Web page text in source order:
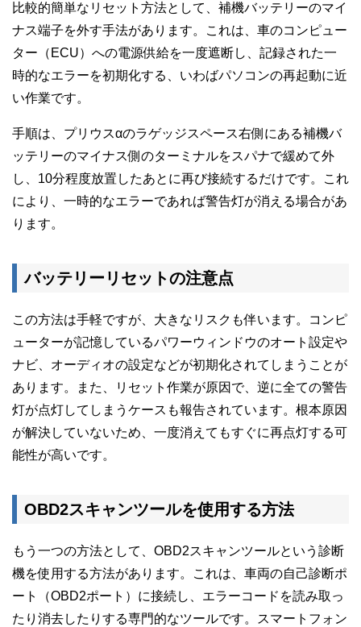
比較的簡単なリセット方法として、補機バッテリーのマイ
ナス端子を外す手法があります。これは、車のコンピュー
ター（ECU）への電源供給を一度遮断し、記録された一
時的なエラーを初期化する、いわばパソコンの再起動に近
い作業です。
手順は、プリウスαのラゲッジスペース右側にある補機バ
ッテリーのマイナス側のターミナルをスパナで緩めて外
し、10分程度放置したあとに再び接続するだけです。これ
により、一時的なエラーであれば警告灯が消える場合があ
ります。
バッテリーリセットの注意点
この方法は手軽ですが、大きなリスクも伴います。コンピ
ューターが記憶しているパワーウィンドウのオート設定や
ナビ、オーディオの設定などが初期化されてしまうことが
あります。また、リセット作業が原因で、逆に全ての警告
灯が点灯してしまうケースも報告されています。根本原因
が解決していないため、一度消えてもすぐに再点灯する可
能性が高いです。
OBD2スキャンツールを使用する方法
もう一つの方法として、OBD2スキャンツールという診断
機を使用する方法があります。これは、車両の自己診断ポ
ート（OBD2ポート）に接続し、エラーコードを読み取っ
たり消去したりする専門的なツールです。スマートフォン